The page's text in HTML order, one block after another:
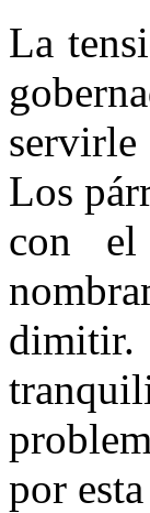
La
Los
con
por